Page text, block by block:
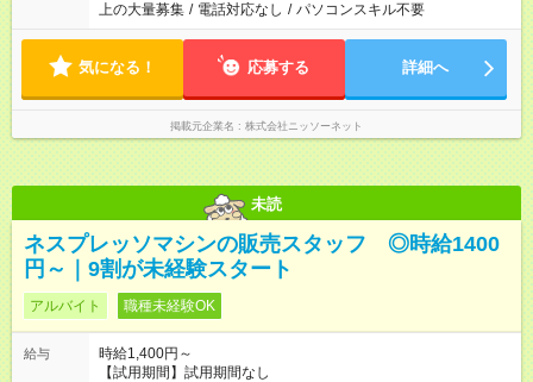
上の大量募集 / 電話対応なし / パソコンスキル不要
気になる！ 応募する 詳細へ
掲載元企業名 株式会社ニッソーネット
未読
ネスプレッソマシンの販売スタッフ ◎時給1400
円～｜9割が未経験スタート
アルバイト 職種未経験OK
給与
時給1,400円～
【試用期間】試用期間なし